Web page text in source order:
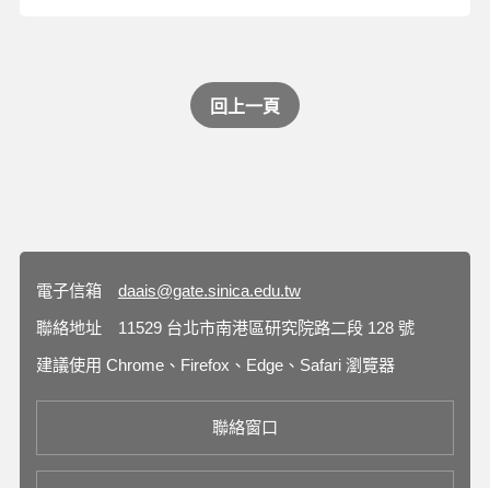
回上一頁
電子信箱
daais@gate.sinica.edu.tw
聯絡地址
11529 台北市南港區研究院路二段 128 號
建議使用 Chrome、Firefox、Edge、Safari 瀏覽器
聯絡窗口